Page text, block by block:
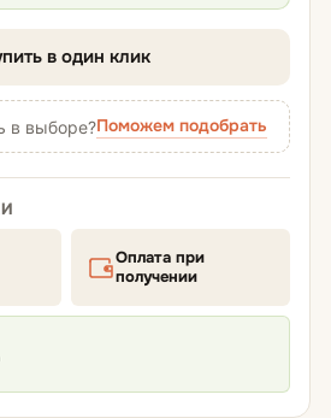
в один клик
в выборе?Поможем подобрать
Оплата при
получении